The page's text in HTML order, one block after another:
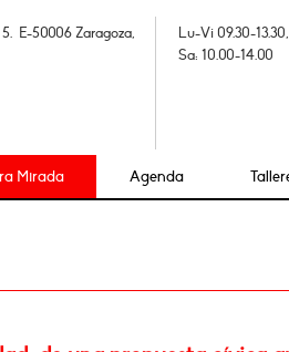
5. E-50006 Zaragoza,
Lu-Vi 09.30-
Sa: 10.00-14.00
Mirada Agenda